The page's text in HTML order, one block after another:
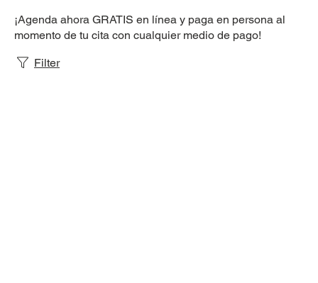
¡Agenda ahora GRATIS en línea y paga en persona al
momento de tu cita con cualquier medio de pago!
Filter